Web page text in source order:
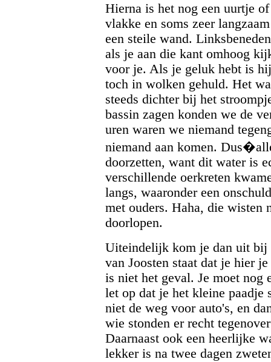
Hierna is het nog een uurtje
vlakke en soms zeer
een steile wand.
als je aan die kant omhoog
voor je. Als je geluk hebt is
toch in wolken gehuld. Het
steeds dichter bij het
bassin zagen konden we de
uren waren we niemand
niemand aan komen.
doorzetten, want dit water is
verschillende oerkreten
langs, waaronder een
met ouders. Haha, die wisten
doorlopen.
Uiteindelijk kom je dan uit bij
van Joosten staat dat je hier
is niet het geval. Je moet nog
let op dat je het kleine paadje
niet de weg voor auto's, en
wie stonden er recht
Daarnaast ook een heerlijke
lekker is na twee dagen